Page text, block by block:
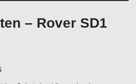
– Rover SD1